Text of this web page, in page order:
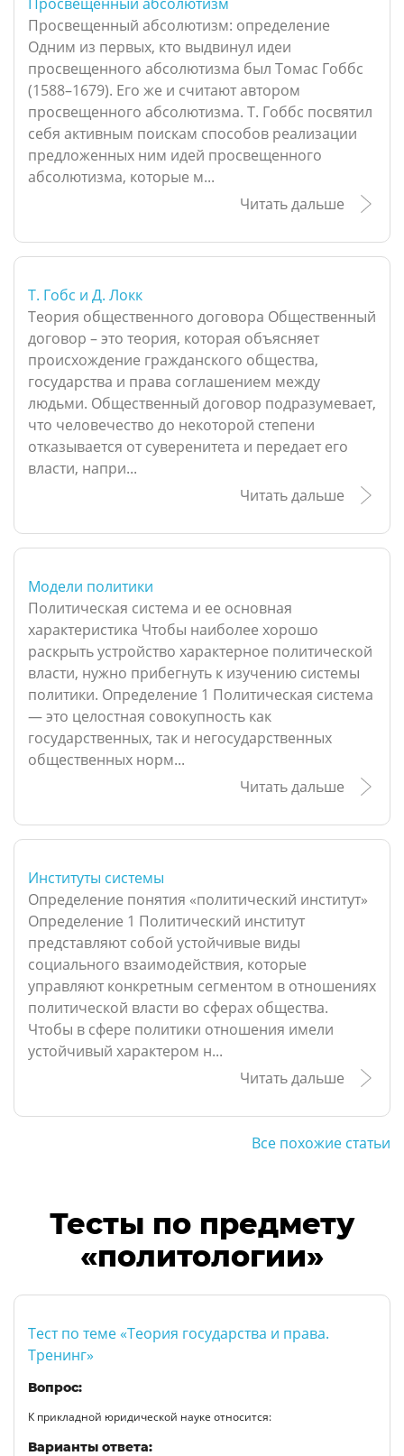
Просвещенный абсолютизм: определение
Одним из первых, кто выдвинул идеи
просвещенного абсолютизма был Томас Гоббс
(1588–1679). Его же и считают автором
просвещенного абсолютизма. Т. Гоббс посвятил
себя активным поискам способов реализации
предложенных ним идей просвещенного
абсолютизма, которые м...
Читать дальше
Т. Гобс и Д. Локк
Теория общественного договора Общественный
договор – это теория, которая объясняет
происхождение гражданского общества,
государства и права соглашением между
людьми. Общественный договор подразумевает,
что человечество до некоторой степени
отказывается от суверенитета и передает его
власти, напри...
Читать дальше
Модели политики
Политическая система и ее основная
характеристика Чтобы наиболее хорошо
раскрыть устройство характерное политической
власти, нужно прибегнуть к изучению системы
политики. Определение 1 Политическая система
— это целостная совокупность как
государственных, так и негосударственных
общественных норм...
Читать дальше
Институты системы
Определение понятия «политический институт»
Определение 1 Политический институт
представляют собой устойчивые виды
социального взаимодействия, которые
управляют конкретным сегментом в отношениях
политической власти во сферах общества.
Чтобы в сфере политики отношения имели
устойчивый характером н...
Читать дальше
Все похожие статьи
Тесты по предмету
«политологии»
Тест по теме «Теория государства и права.
Тренинг»
Вопрос:
К прикладной юридической науке относится:
Варианты ответа: